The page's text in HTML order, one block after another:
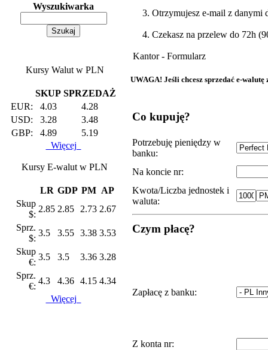
Wyszukiwarka
Kursy Walut w PLN
SKUP SPRZEDAŻ
EUR:
4.03
4.28
USD:
3.28
3.48
GBP:
4.89
5.19
Więcej
Kursy E-walut w PLN
LR GDP PM AP
Skup
$:
2.85 2.85 2.73 2.67
Sprz.
$:
3.5 3.55 3.38 3.53
Skup
€:
3.5 3.5 3.36 3.28
Sprz.
€:
4.3 4.36 4.15 4.34
Więcej
3. Otrzymujesz e-mail z danymi
4. Czekasz na przelew do 72h
Kantor - Formularz
UWAGA! Jeśli chcesz sprzedać e-
Co kupuję?
Potrzebuję pieniędzy w
banku:
Na koncie nr:
Kwota/Liczba jednostek i
waluta:
Czym płacę?
Zapłacę z banku:
Z konta nr: